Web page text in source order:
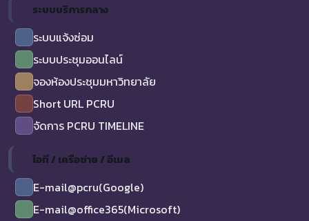
ระบบบริการกลาง
ระบบแจ้งซ่อม
ระบบประชุมออนไลน์
จองห้องประชุมมหาวิทยาลัย
Short URL PCRU
จัดการ PCRU TIMELINE
ไอที / เครือข่าย / อีเมล
E-mail@pcru(Google)
E-mail@office365(Microsoft)